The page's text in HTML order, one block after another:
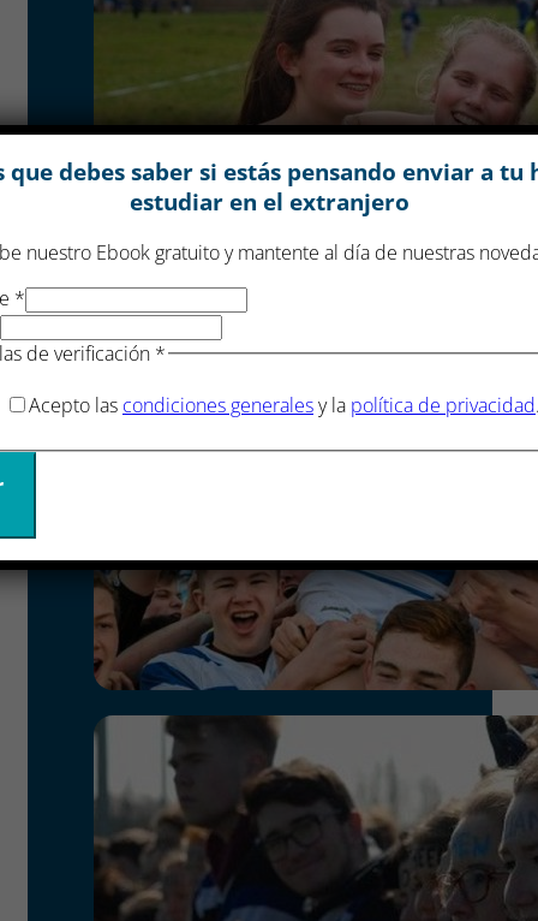
que debes saber si estás pensando enviar a tu
estudiar en el extranjero
nuestro Ebook gratuito y mantente al día de nuestras
*
de verificación *
Acepto las condiciones generalesy la política de privacidad